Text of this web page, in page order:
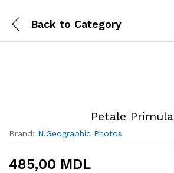
Back to Category
Petale Primula
Brand: N.Geographic Photos
485,00 MDL